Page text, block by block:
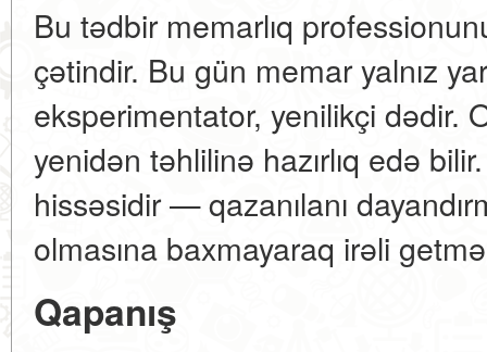
Bu tədbir memarlıq
çətindir. Bu gün memar yalnız
eksperimentator, yenilikçi dədir.
yenidən təhlilinə hazırlıq edə bilir.
hissəsidir — qazanılanı
olmasına baxmayaraq irəli
Qapanış